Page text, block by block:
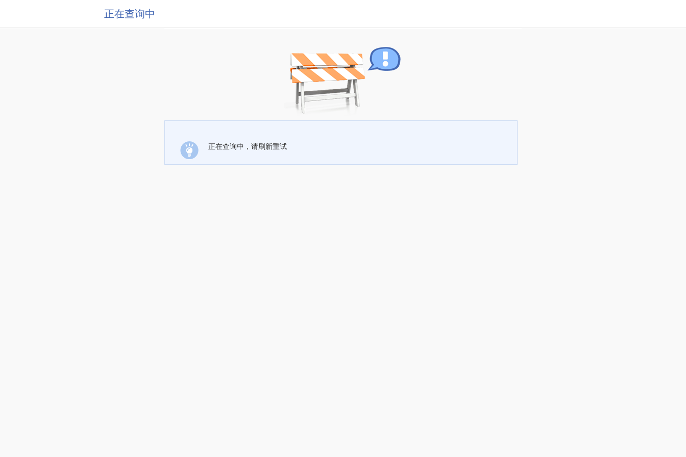
正在查询中
正在查询中，请刷新重试